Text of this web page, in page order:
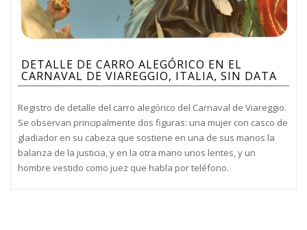
DETALLE DE CARRO ALEGÓRICO EN EL
CARNAVAL DE VIAREGGIO, ITALIA, SIN DATA
Registro de detalle del carro alegórico del Carnaval de Viareggio.
Se observan principalmente dos figuras: una mujer con casco de
gladiador en su cabeza que sostiene en una de sus manos la
balanza de la justicia, y en la otra mano unos lentes, y un
hombre vestido como juez que habla por teléfono.